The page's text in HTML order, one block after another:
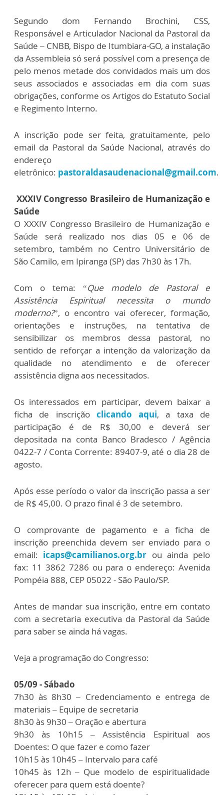
Segundo dom Fernando Brochini, CSS,
Responsável e Articulador Nacional da Pastoral da
Saúde – CNBB, Bispo de Itumbiara-GO, a instalação
da Assembleia só será possível com a presença de
pelo menos metade dos convidados mais um dos
seus associados e associadas em dia com suas
obrigações, conforme os Artigos do Estatuto Social
e Regimento Interno.
A inscrição pode ser feita, gratuitamente, pelo
email da Pastoral da Saúde Nacional, através do
endereço
eletrônico: pastoraldasaudenacional@gmail.com.
XXXIV Congresso Brasileiro de Humanização e
Saúde
O XXXIV Congresso Brasileiro de Humanização e
Saúde será realizado nos dias 05 e 06 de
setembro, também no Centro Universitário de
São Camilo, em Ipiranga (SP) das 7h30 às 17h.
Com o tema: “Que modelo de Pastoral e
Assistência Espiritual necessita o mundo
moderno?”, o encontro vai oferecer, formação,
orientações e instruções, na tentativa de
sensibilizar os membros dessa pastoral, no
sentido de reforçar a intenção da valorização da
qualidade no atendimento e de oferecer
assistência digna aos necessitados.
Os interessados em participar, devem baixar a
ficha de inscrição clicando aqui, a taxa de
participação é de R$ 30,00 e deverá ser
depositada na conta Banco Bradesco / Agência
0422-7 / Conta Corrente: 89407-9, até o dia 28 de
agosto.
Após esse período o valor da inscrição passa a ser
de R$ 45,00. O prazo final é 3 de setembro.
O comprovante de pagamento e a ficha de
inscrição preenchida devem ser enviado para o
email: icaps@camilianos.org.br ou ainda pelo
fax: 11 3862 7286 ou para o endereço: Avenida
Pompéia 888, CEP 05022 - São Paulo/SP.
Antes de mandar sua inscrição, entre em contato
com a secretaria executiva da Pastoral da Saúde
para saber se ainda há vagas.
Veja a programação do Congresso:
05/09 - Sábado
7h30 às 8h30 – Credenciamento e entrega de
materiais – Equipe de secretaria
8h30 às 9h30 – Oração e abertura
9h30 às 10h15 – Assistência Espiritual aos
Doentes: O que fazer e como fazer
10h15 às 10h45 – Intervalo para café
10h45 às 12h – Que modelo de espiritualidade
oferecer para quem está doente?